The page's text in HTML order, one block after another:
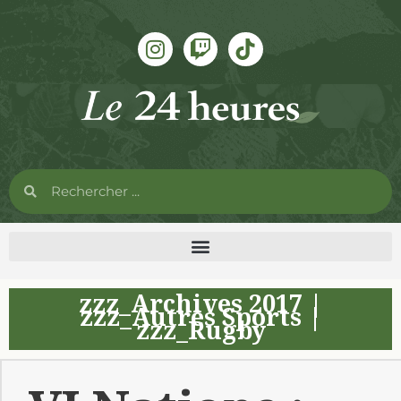
zzz_Archives 2017 |
zzz_Autres Sports |
zzz_Rugby